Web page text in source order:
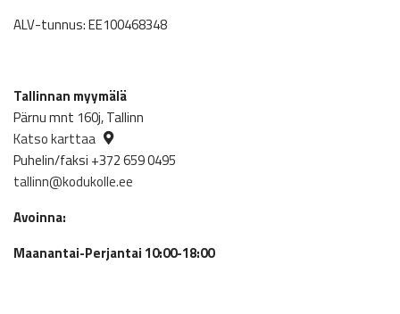
ALV-tunnus: EE100468348
Tallinnan myymälä
Pärnu mnt 160j, Tallinn
Katso karttaa
Puhelin/faksi +372 659 0495
tallinn@kodukolle.ee
Avoinna:
Maanantai-Perjantai 10:00-18:00